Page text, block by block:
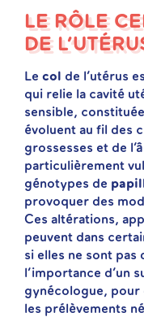
LE RÔLE
DE
Le col de l’utérus
qui relie la cavité
sensible,
évoluent au fil des
grossesses et de
particulièrement
génotypes de
provoquer des
Ces altérations,
peuvent dans
si elles ne sont pas
l’importance d’un
gynécologue, pour
les prélèvements